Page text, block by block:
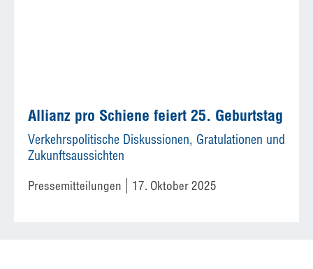
Allianz pro Schiene feiert 25. Geburtstag
Verkehrspolitische Diskussionen, Gratulationen und
Zukunftsaussichten
Pressemitteilungen 17. Oktober 2025